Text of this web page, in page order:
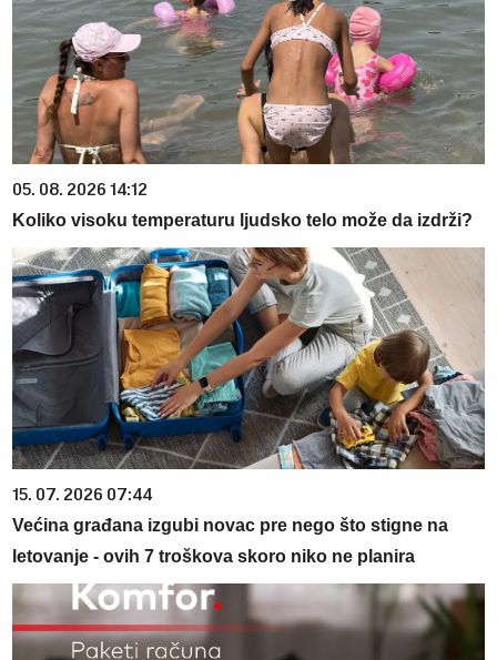
05. 08. 2026 14:12
Koliko visoku temperaturu ljudsko telo može da izdrži?
15. 07. 2026 07:44
Većina građana izgubi novac pre nego što stigne na
letovanje - ovih 7 troškova skoro niko ne planira